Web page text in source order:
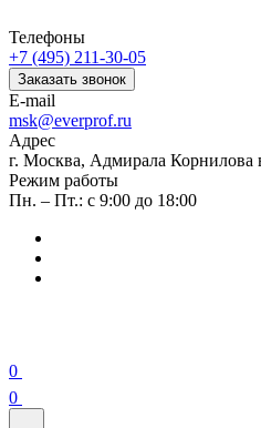
Телефоны
+7 (495) 211-30-05
Заказать звонок
E-mail
msk@everprof.ru
Адрес
г. Москва, Адмирала Корнилова
Режим работы
Пн. – Пт.: с 9:00 до 18:00
0
0